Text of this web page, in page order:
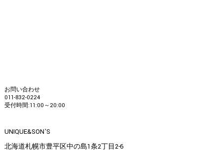
お問い合わせ
011-832-0224
受付時間:11:00～20:00
UNIQUE&SON'S
北海道札幌市豊平区中の島1条2丁目2-6